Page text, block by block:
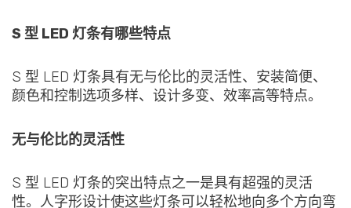
S 型 LED 灯条有哪些特点
S 型 LED 灯条具有无与伦比的灵活性、安装简便、
颜色和控制选项多样、设计多变、效率高等特点。
无与伦比的灵活性
S 型 LED 灯条的突出特点之一是具有超强的灵活
性。人字形设计使这些灯条可以轻松地向多个方向弯